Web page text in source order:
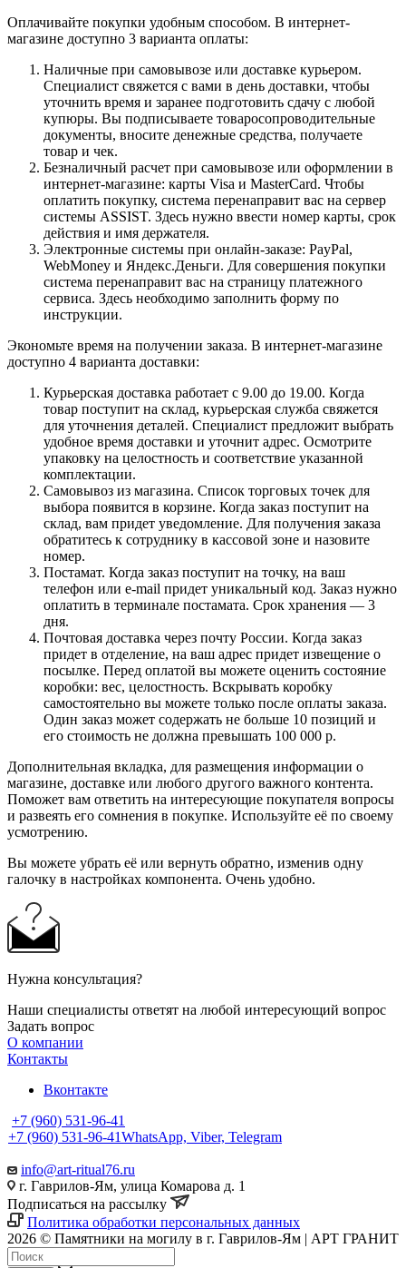
Оплачивайте покупки удобным способом. В интернет-
магазине доступно 3 варианта оплаты:
Наличные при самовывозе или доставке курьером.
Специалист свяжется с вами в день доставки, чтобы
уточнить время и заранее подготовить сдачу с любой
купюры. Вы подписываете товаросопроводительные
документы, вносите денежные средства, получаете
товар и чек.
Безналичный расчет при самовывозе или оформлении в
интернет-магазине: карты Visa и MasterCard. Чтобы
оплатить покупку, система перенаправит вас на сервер
системы ASSIST. Здесь нужно ввести номер карты, срок
действия и имя держателя.
Электронные системы при онлайн-заказе: PayPal,
WebMoney и Яндекс.Деньги. Для совершения покупки
система перенаправит вас на страницу платежного
сервиса. Здесь необходимо заполнить форму по
инструкции.
Экономьте время на получении заказа. В интернет-магазине
доступно 4 варианта доставки:
Курьерская доставка работает с 9.00 до 19.00. Когда
товар поступит на склад, курьерская служба свяжется
для уточнения деталей. Специалист предложит выбрать
удобное время доставки и уточнит адрес. Осмотрите
упаковку на целостность и соответствие указанной
комплектации.
Самовывоз из магазина. Список торговых точек для
выбора появится в корзине. Когда заказ поступит на
склад, вам придет уведомление. Для получения заказа
обратитесь к сотруднику в кассовой зоне и назовите
номер.
Постамат. Когда заказ поступит на точку, на ваш
телефон или e-mail придет уникальный код. Заказ нужно
оплатить в терминале постамата. Срок хранения — 3
дня.
Почтовая доставка через почту России. Когда заказ
придет в отделение, на ваш адрес придет извещение о
посылке. Перед оплатой вы можете оценить состояние
коробки: вес, целостность. Вскрывать коробку
самостоятельно вы можете только после оплаты заказа.
Один заказ может содержать не больше 10 позиций и
его стоимость не должна превышать 100 000 р.
Дополнительная вкладка, для размещения информации о
магазине, доставке или любого другого важного контента.
Поможет вам ответить на интересующие покупателя вопросы
и развеять его сомнения в покупке. Используйте её по своему
усмотрению.
Вы можете убрать её или вернуть обратно, изменив одну
галочку в настройках компонента. Очень удобно.
Нужна консультация?
Наши специалисты ответят на любой интересующий вопрос
Задать вопрос
О компании
Контакты
Вконтакте
+7 (960) 531-96-41
+7 (960) 531-96-41WhatsApp, Viber, Telegram
info@art-ritual76.ru
г. Гаврилов-Ям, улица Комарова д. 1
Подписаться на рассылку
Политика обработки персональных данных
2026 © Памятники на могилу в г. Гаврилов-Ям | АРТ ГРАНИТ